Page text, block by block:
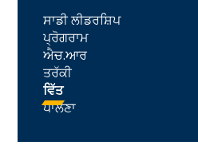
ਸਾਡੀ ਲੀਡਰਸ਼ਿਪ
ਪ੍ਰੋਗਰਾਮ
ਐਚ.ਆਰ
ਤਰੱਕੀ
ਵਿੱਤ
ਪਾਲਣਾ